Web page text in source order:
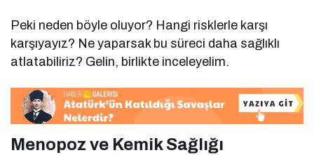
Peki neden böyle oluyor? Hangi risklerle karşı
karşıyayız? Ne yaparsak bu süreci daha sağlıklı
atlatabiliriz? Gelin, birlikte inceleyelim.
Menopoz ve Kemik Sağlığı